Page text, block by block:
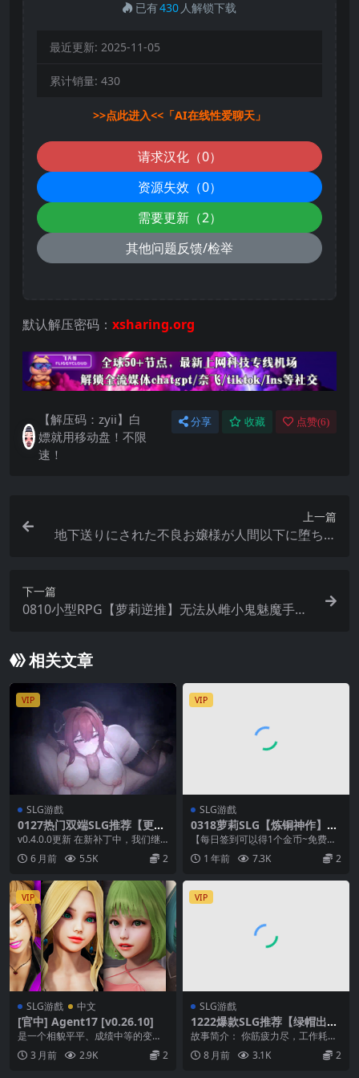
已有430 人解锁下载
最近更新: 2025-11-05
累计销量: 430
>>点此进入<<「AI在线性爱聊天」
请求汉化（0）
资源失效（0）
需要更新（2）
其他问题反馈/检举
默认解压密码： xsharing.org
【解压码：zyii】白
嫖就用移动盘！不限
速！
分享 收藏 点赞(6)
上一篇
地下送りにされた不良お嬢様が人間以下に堕ちる
下一篇
0810小型RPG【萝莉逆推】无法从雌小鬼魅魔手中
存档【AI加载汉化】
相关文章
VIP
SLG游戲
0127热门双端SLG推荐【更新
啦】恶魔女王的诱惑 ~ seduct
ion of the demon queen Ve
r0.4.0【官中无码】
v0.4.0.0更新 在新补丁中，我们继
续改进旧内容、添加新内容，并进
一步推进故...
6 月前 5.5K 2
VIP
SLG游戲
0318萝莉SLG【炼铜神作】炉
姦12 ～萝莉们的阴道与触感~
アリスたちの膣と感触～【中
文精翻】（含吉里吉里模拟
【每日签到可以得1个金币~免费兑
换1个游戏】 ①把后缀名为.zip1改
为zip和...
1 年前 7.3K 2
VIP
SLG游戲 中文
[官中] Agent17 [v0.26.10]
是一个相貌平平、成绩中等的变
态，在学校里默默无闻，无人问
津。偶尔，你可能会遭到一...
3 月前 2.9K 2
VIP
SLG游戲
1222爆款SLG推荐【绿帽出
轨】我的A级魔女 My A-rank
Witch v0.6【中文汉化】
故事简介： 你筋疲力尽，工作耗尽
了你最后的力气。你深爱的女孩背
叛了你，离你而去。...
8 月前 3.1K 2